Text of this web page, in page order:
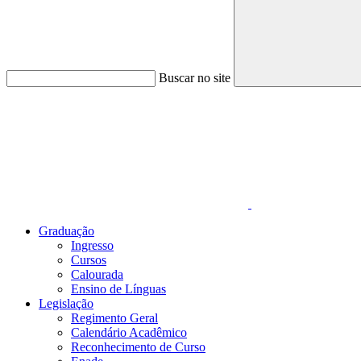
Buscar no site
Graduação
Ingresso
Cursos
Calourada
Ensino de Línguas
Legislação
Regimento Geral
Calendário Acadêmico
Reconhecimento de Curso